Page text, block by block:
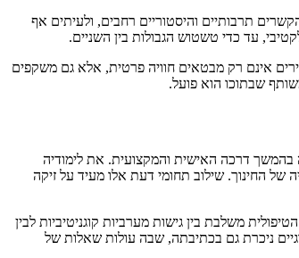
תרבותיים והיסטוריים רחבים, ולעיתים אף
עד כדי טשטוש הגבולות בין השניים.
אינם רק מבטאים חוויה פרטית, אלא גם משקפים
שבתוכו הוא פועל.
בהמשך דרכה האישית והמקצועית. את לימודיה
של החינוך. שילוב תחומי דעת אלו מעיד על זיקה
משלבת בין גישות מערביות קוגניטיביות לבין
ניכרת גם בכתיבתה, שבה עולות שאלות של